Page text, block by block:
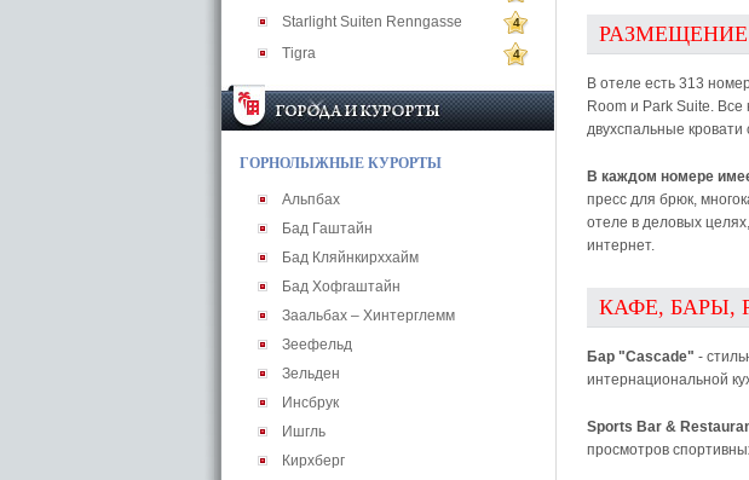
Starlight Suiten Renngasse 4
Tigra 4
ГОРНОЛЫЖНЫЕ КУРОРТЫ
Альпбах
Бад Гаштайн
Бад Кляйнкирххайм
Бад Хофгаштайн
Заальбах – Хинтерглемм
Зеефельд
Зельден
Инсбрук
Ишгль
Кирхберг
РАЗМЕЩЕНИЕ
В отеле есть 313
Room и Park Suite.
двухспальные
В каждом номере
пресс для брюк,
отеле в деловых
интернет.
КАФЕ, БАРЫ,
Бар "Cascade" -
интернациональной
Sports Bar &
просмотров